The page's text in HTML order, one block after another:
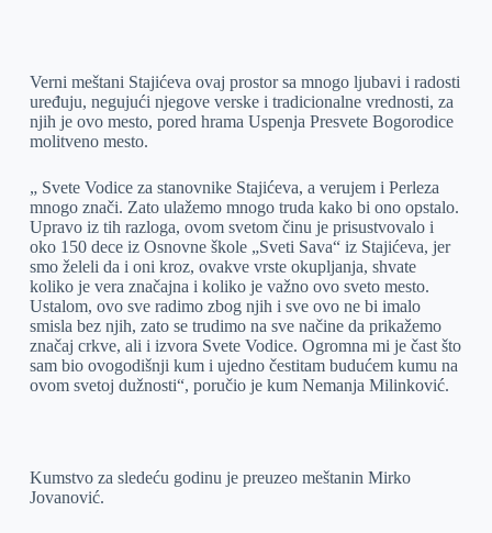
Verni meštani Stajićeva ovaj prostor sa mnogo ljubavi i radosti
uređuju, negujući njegove verske i tradicionalne vrednosti, za
njih je ovo mesto, pored hrama Uspenja Presvete Bogorodice
molitveno mesto.
„ Svete Vodice za stanovnike Stajićeva, a verujem i Perleza
mnogo znači. Zato ulažemo mnogo truda kako bi ono opstalo.
Upravo iz tih razloga, ovom svetom činu je prisustvovalo i
oko 150 dece iz Osnovne škole „Sveti Sava“ iz Stajićeva, jer
smo želeli da i oni kroz, ovakve vrste okupljanja, shvate
koliko je vera značajna i koliko je važno ovo sveto mesto.
Ustalom, ovo sve radimo zbog njih i sve ovo ne bi imalo
smisla bez njih, zato se trudimo na sve načine da prikažemo
značaj crkve, ali i izvora Svete Vodice. Ogromna mi je čast što
sam bio ovogodišnji kum i ujedno čestitam budućem kumu na
ovom svetoj dužnosti“, poručio je kum Nemanja Milinković.
Kumstvo za sledeću godinu je preuzeo meštanin Mirko
Jovanović.